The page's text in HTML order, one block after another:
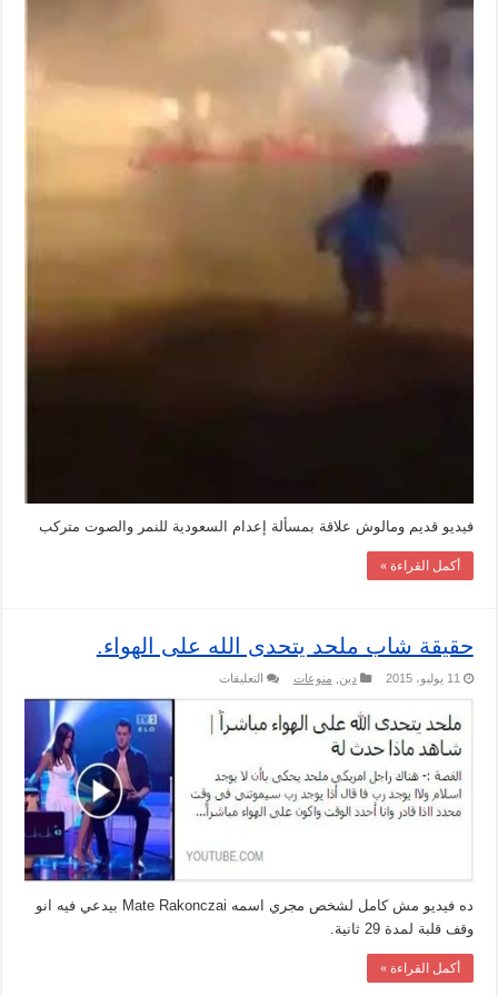
فيديو قديم ومالوش علاقة بمسألة إعدام السعودية للنمر والصوت متركب
أكمل القراءة »
حقيقة شاب ملحد يتحدى الله على الهواء.
11 يوليو، 2015 دين, منوعات التعليقات
يتحدى
الهواء.
مغلقة
ده فيديو مش كامل لشخص مجري اسمه Mate Rakonczai بيدعي فيه انو
وقف قلبة لمدة 29 ثانية.
أكمل القراءة »